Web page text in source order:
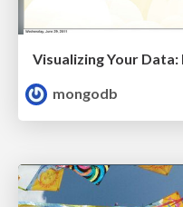
mongodb